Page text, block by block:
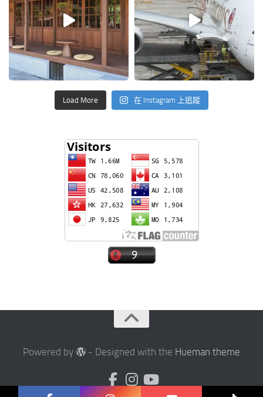
Load More 在 Instagram 上追蹤
Powered by - Designed with the Hueman theme